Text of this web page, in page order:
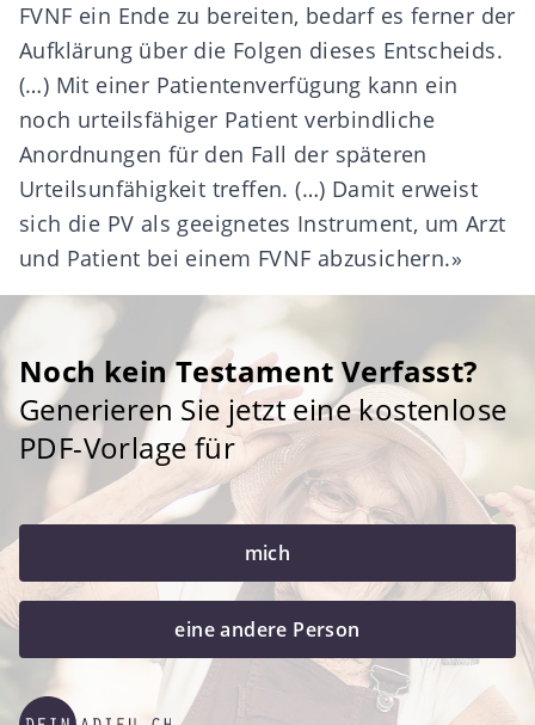
FVNF ein Ende zu bereiten, bedarf es ferner der
Aufklärung über die Folgen dieses Entscheids.
(…) Mit einer Patientenverfügung kann ein
noch urteilsfähiger Patient verbindliche
Anordnungen für den Fall der späteren
Urteilsunfähigkeit treffen. (…) Damit erweist
sich die PV als geeignetes Instrument, um Arzt
und Patient bei einem FVNF abzusichern.»
Noch kein Testament Verfasst?
Generieren Sie jetzt eine kostenlose
PDF-Vorlage für
mich
eine andere Person